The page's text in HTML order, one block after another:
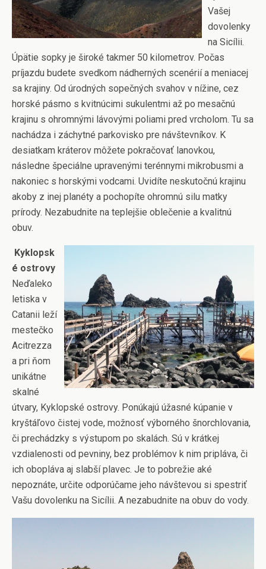
Vašej
dovolenky
na Sicílii.
Úpätie sopky je široké takmer 50 kilometrov. Počas
príjazdu budete svedkom nádherných scenérií a meniacej
sa krajiny. Od úrodných sopečných svahov v nížine, cez
horské pásmo s kvitnúcimi sukulentmi až po mesačnú
krajinu s ohromnými lávovými poliami pred vrcholom. Tu sa
nachádza i záchytné parkovisko pre návštevníkov. K
desiatkam kráterov môžete pokračovať lanovkou,
následne špeciálne upravenými terénnymi mikrobusmi a
nakoniec s horskými vodcami. Uvidíte neskutočnú krajinu
akoby z inej planéty a pochopíte ohromnú silu matky
prírody. Nezabudnite na teplejšie oblečenie a kvalitnú
obuv.
Kyklopsk
é ostrovy
Neďaleko
letiska v
Catanii leží
mestečko
Acitrezza
a pri ňom
unikátne
skalné
útvary, Kyklopské ostrovy. Ponúkajú úžasné kúpanie v
kryštáľovo čistej vode, možnosť výborného šnorchlovania,
či prechádzky s výstupom po skalách. Sú v krátkej
vzdialenosti od pevniny, bez problémov k nim pripláva, či
ich obopláva aj slabší plavec. Je to pobrežie aké
nepoznáte, určite odporúčame jeho návštevou si spestriť
Vašu dovolenku na Sicílii. A nezabudnite na obuv do vody.